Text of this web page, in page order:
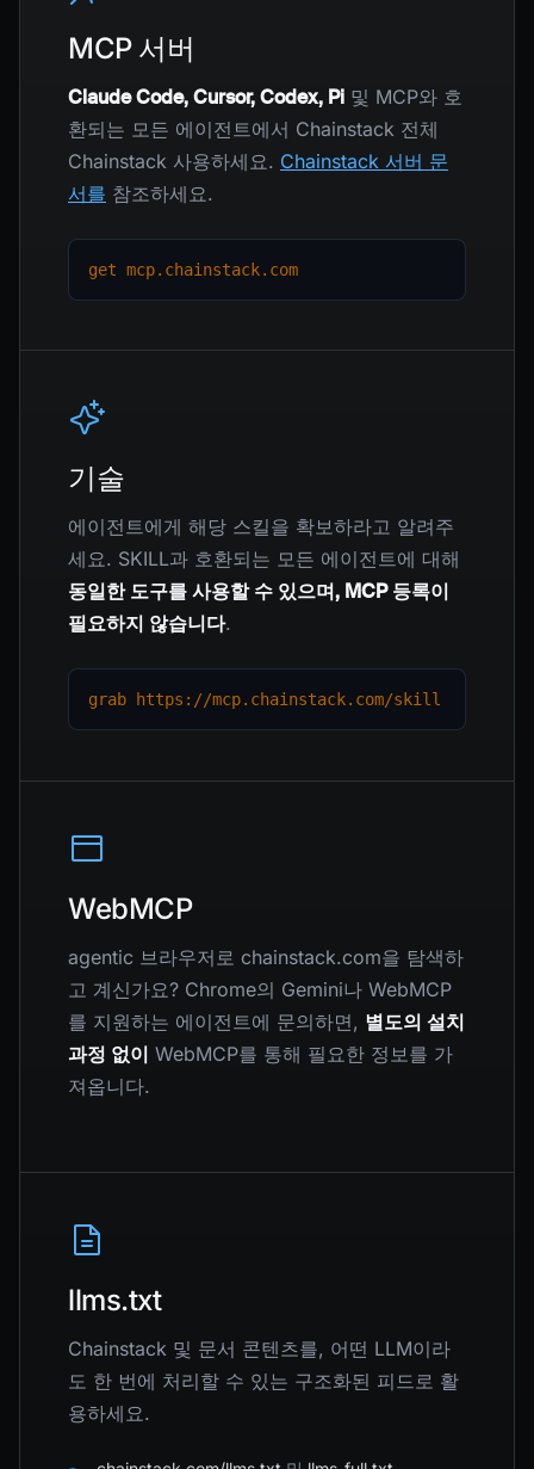
MCP 서버
Claude Code, Cursor, Codex, Pi 및 MCP와 호
환되는 모든 에이전트에서 Chainstack 전체
Chainstack 사용하세요. Chainstack 서버 문
서를 참조하세요.
get mcp.chainstack.com
기술
에이전트에게 해당 스킬을 확보하라고 알려주
세요. SKILL과 호환되는 모든 에이전트에 대해
동일한 도구를 사용할 수 있으며, MCP 등록이
필요하지 않습니다.
grab https://mcp.chainstack.com/skill
WebMCP
agentic 브라우저로 chainstack.com을 탐색하
고 계신가요? Chrome의 Gemini나 WebMCP
를 지원하는 에이전트에 문의하면, 별도의 설치
과정 없이 WebMCP를 통해 필요한 정보를 가
져옵니다.
llms.txt
Chainstack 및 문서 콘텐츠를, 어떤 LLM이라
도 한 번에 처리할 수 있는 구조화된 피드로 활
용하세요.